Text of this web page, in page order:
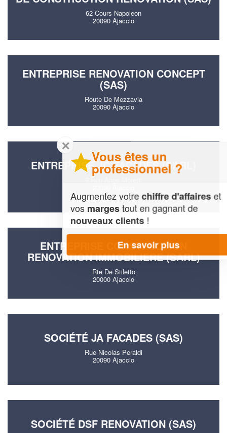
62 Cours Napoleon
20090 Ajaccio
ENTREPRISE RENOVATION CONCEPT
(SAS)
Route De Mezzavia
20090 Ajaccio
ENTREPRISE JC FACADES (SARL)
ENTREPRISE CONSTRUCTION
RENOVATION IMMOBILIERE (SARL)
Rte De Stiletto
20000 Ajaccio
SOCIÉTÉ JA FACADES (SAS)
Rue Nicolas Peraldi
20090 Ajaccio
SOCIÉTÉ DSF RENOVATION (SAS)
✕
Vous êtes un
professionnel ?
Augmentez votrechiffre d'affaireset
vosmargestout en gagnant de
nouveaux clients!
En savoir plus